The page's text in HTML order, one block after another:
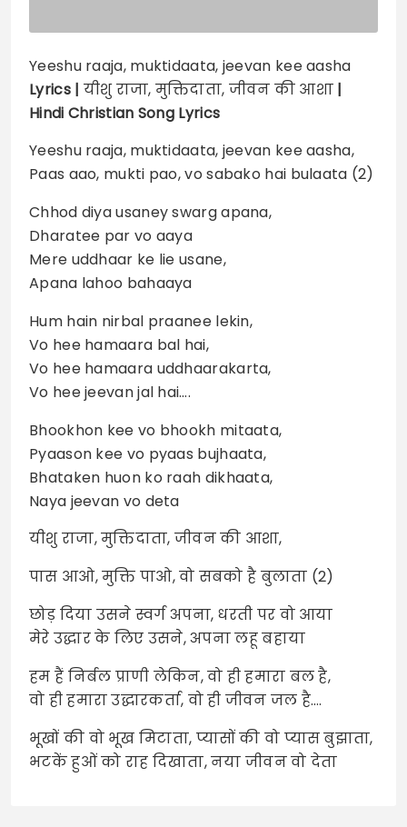
Yeeshu raaja, muktidaata, jeevan kee aasha
Lyrics | यीशु राजा, मुक्तिदाता, जीवन की आशा |
Hindi Christian Song Lyrics
Yeeshu raaja, muktidaata, jeevan kee aasha,
Paas aao, mukti pao, vo sabako hai bulaata (2)
Chhod diya usaney swarg apana,
Dharatee par vo aaya
Mere uddhaar ke lie usane,
Apana lahoo bahaaya
Hum hain nirbal praanee lekin,
Vo hee hamaara bal hai,
Vo hee hamaara uddhaarakarta,
Vo hee jeevan jal hai….
Bhookhon kee vo bhookh mitaata,
Pyaason kee vo pyaas bujhaata,
Bhataken huon ko raah dikhaata,
Naya jeevan vo deta
यीशु राजा, मुक्तिदाता, जीवन की आशा,
पास आओ, मुक्ति पाओ, वो सबको है बुलाता (2)
छोड़ दिया उसने स्वर्ग अपना, धरती पर वो आया
मेरे उद्धार के लिए उसने, अपना लहू बहाया
हम हैं निर्बल प्राणी लेकिन, वो ही हमारा बल है,
वो ही हमारा उद्धारकर्ता, वो ही जीवन जल है….
भूखों की वो भूख मिटाता, प्यासों की वो प्यास बुझाता,
भटकें हुओं को राह दिखाता, नया जीवन वो देता